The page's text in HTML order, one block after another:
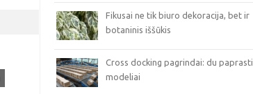
Fikusai ne tik biuro dekoracija, bet ir
botaninis iššūkis
Cross docking pagrindai: du paprasti
modeliai